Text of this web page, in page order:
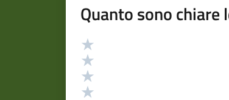
Quanto sono
Valutazione